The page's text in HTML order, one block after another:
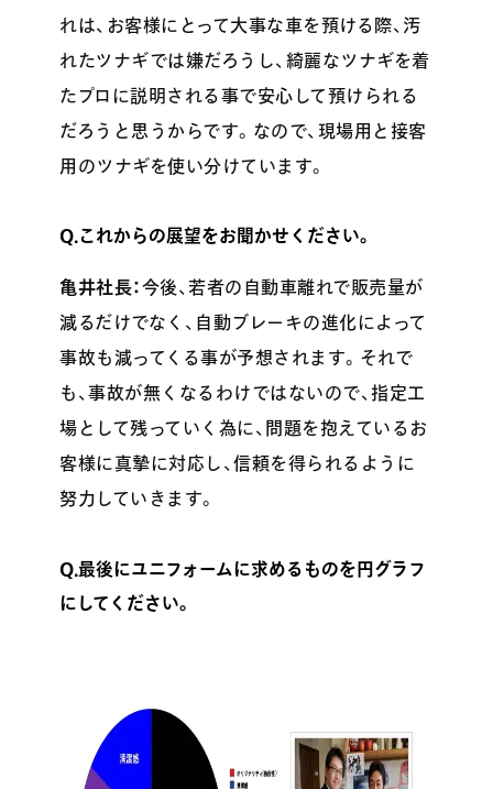
れは、お客様にとって大事な車を預ける際、汚
れたツナギでは嫌だろうし、綺麗なツナギを着
たプロに説明される事で安心して預けられる
だろうと思うからです。なので、現場用と接客
用のツナギを使い分けています。
Q.これからの展望をお聞かせください。
亀井社長：今後、若者の自動車離れで販売量が
減るだけでなく、自動ブレーキの進化によって
事故も減ってくる事が予想されます。それで
も、事故が無くなるわけではないので、指定工
場として残っていく為に、問題を抱えているお
客様に真摯に対応し、信頼を得られるように
努力していきます。
Q.最後にユニフォームに求めるものを円グラフ
にしてください。